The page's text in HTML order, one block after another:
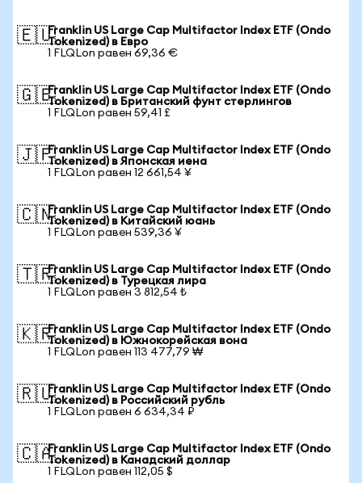
🇪🇺Franklin US Large Cap Multifactor Index ETF (Ondo
Tokenized) в Евро
1 FLQLon равен 69,36 €
🇬🇧Franklin US Large Cap Multifactor Index ETF (Ondo
Tokenized) в Британский фунт стерлингов
1 FLQLon равен 59,41 £
🇯🇵Franklin US Large Cap Multifactor Index ETF (Ondo
Tokenized) в Японская иена
1 FLQLon равен 12 661,54 ¥
🇨🇳Franklin US Large Cap Multifactor Index ETF (Ondo
Tokenized) в Китайский юань
1 FLQLon равен 539,36 ¥
🇹🇷Franklin US Large Cap Multifactor Index ETF (Ondo
Tokenized) в Турецкая лира
1 FLQLon равен 3 812,54 ₺
🇰🇷Franklin US Large Cap Multifactor Index ETF (Ondo
Tokenized) в Южнокорейская вона
1 FLQLon равен 113 477,79 ₩
🇷🇺Franklin US Large Cap Multifactor Index ETF (Ondo
Tokenized) в Российский рубль
1 FLQLon равен 6 634,34 ₽
🇨🇦Franklin US Large Cap Multifactor Index ETF (Ondo
Tokenized) в Канадский доллар
1 FLQLon равен 112,05 $